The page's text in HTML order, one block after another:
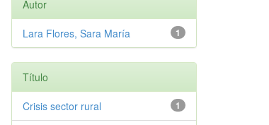
Autor
1
Lara Flores, Sara María
Título
1
Crisis sector rural